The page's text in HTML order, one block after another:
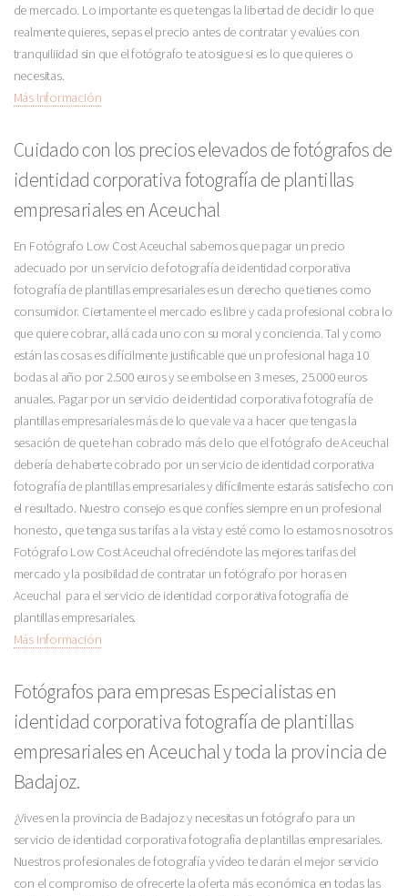
de mercado. Lo importante es que tengas la libertad de decidir lo que
realmente quieres, sepas el precio antes de contratar y evalúes con
tranquiliidad sin que el fotógrafo te atosigue si es lo que quieres o
necesitas.
Más Información
Cuidado con los precios elevados de fotógrafos de
identidad corporativa fotografía de plantillas
empresariales en Aceuchal
En Fotógrafo Low Cost Aceuchal sabemos que pagar un precio
adecuado por un servicio de fotografía de identidad corporativa
fotografía de plantillas empresariales es un derecho que tienes como
consumidor. Ciertamente el mercado es libre y cada profesional cobra lo
que quiere cobrar, allá cada uno con su moral y conciencia. Tal y como
están las cosas es difícilmente justificable que un profesional haga 10
bodas al año por 2.500 euros y se embolse en 3 meses, 25.000 euros
anuales. Pagar por un servicio de identidad corporativa fotografía de
plantillas empresariales más de lo que vale va a hacer que tengas la
sesación de que te han cobrado más de lo que el fotógrafo de Aceuchal
debería de haberte cobrado por un servicio de identidad corporativa
fotografía de plantillas empresariales y difícilmente estarás satisfecho con
el resultado. Nuestro consejo es que confíes siempre en un profesional
honesto, que tenga sus tarifas a la vista y esté como lo estamos nosotros
Fotógrafo Low Cost Aceuchal ofreciéndote las mejores tarifas del
mercado y la posibildad de contratar un fotógrafo por horas en
Aceuchal para el servicio de identidad corporativa fotografía de
plantillas empresariales.
Más Información
Fotógrafos para empresas Especialistas en
identidad corporativa fotografía de plantillas
empresariales en Aceuchal y toda la provincia de
Badajoz.
¿Vives en la provincia de Badajoz y necesitas un fotógrafo para un
servicio de identidad corporativa fotografía de plantillas empresariales.
Nuestros profesionales de fotografía y vídeo te darán el mejor servicio
con el compromiso de ofrecerte la oferta más económica en todas las